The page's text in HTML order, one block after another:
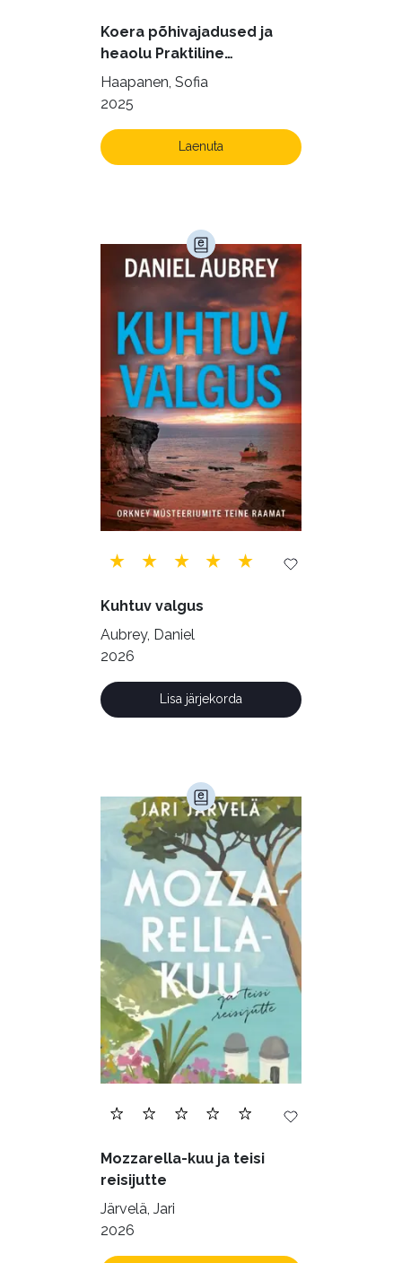
Krimi ja põnevik (1285)
Kultuur ja teadus (45)
Kunst ja looming (86)
Laste- ja noortekirjandus (581)
Maamajandus (24)
Majandus (34)
Perioodika (15)
Psühholoogia (184)
Rahandus (46)
Religioon (107)
Siseturvalisus (34)
Sport (52)
Tehnika (6)
Telekommunikatsioon (9)
Tervis (147)
Transport (8)
Ulme ja fantaasia (244)
Koera põhivajadused ja
heaolu Praktiline
käsiraamat sujuvaks ja
rahuldust pakkuvaks
Haapanen, Sofia
2025
Laenuta
Kuhtuv valgus
Aubrey, Daniel
2026
Lisa järjekorda
Mozzarella-kuu ja teisi
reisijutte
Järvelä, Jari
2026